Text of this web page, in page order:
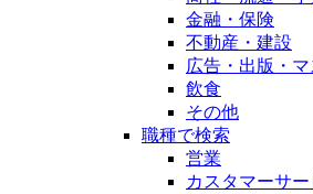
金融・保険
不動産・建設
広告・出版・マ
飲食
その他
職種で検索
営業
カスタマーサー